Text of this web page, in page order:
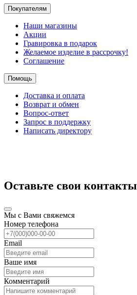
Покупателям
Наши магазины
Акции
Гравировка в подарок
Желаемое изделие в рассрочку!
Соглашение
Помощь
Доставка и оплата
Возврат и обмен
Вопрос-ответ
Запрос в поддержку
Написать директору
Оставьте свои контакты
Мы с Вами свяжемся
Номер телефона
Email
Ваше имя
Комментарий